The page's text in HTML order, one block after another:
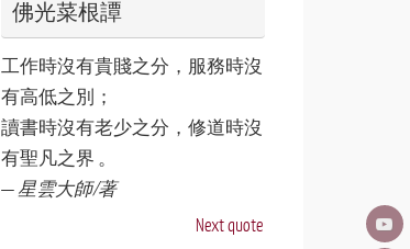
佛光菜根譚
工作時沒有貴賤之分，服務時沒
有高低之別；
讀書時沒有老少之分，修道時沒
有聖凡之界 。
— 星雲大師/著
Next quote